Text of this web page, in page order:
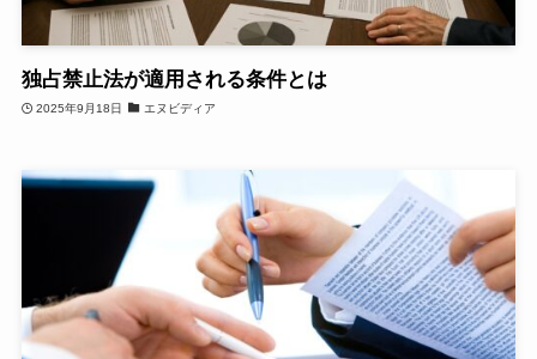
独占禁止法が適用される条件とは
2025年9月18日 エヌビディア